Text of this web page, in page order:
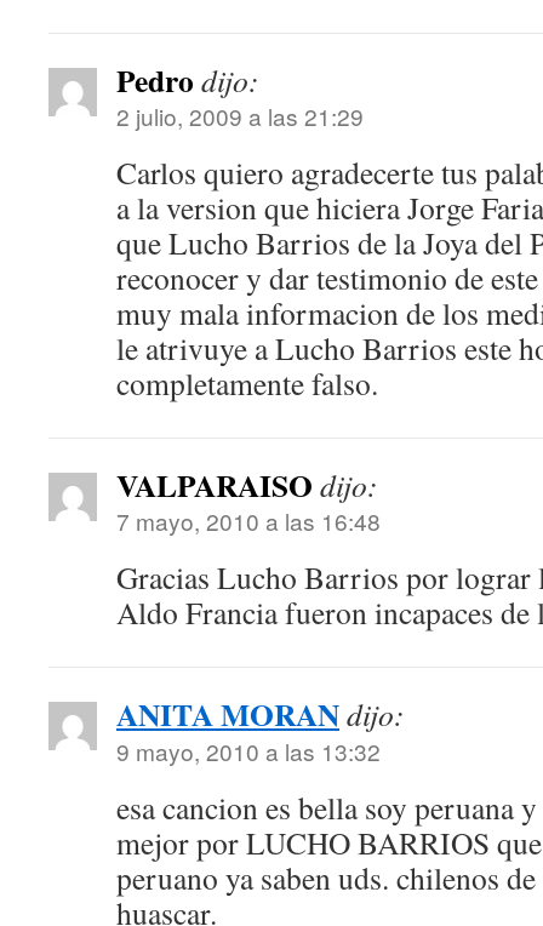
Pedro dijo:
2 julio, 2009 a las 21:29
Carlos quiero agradecerte tus
a la version que hiciera Jorge
que Lucho Barrios de la Joya del
reconocer y dar testimonio de
muy mala informacion de los
le atrivuye a Lucho Barrios este
completamente falso.
VALPARAISO dijo:
7 mayo, 2010 a las 16:48
Gracias Lucho Barrios por lograr
Aldo Francia fueron incapaces
ANITA MORANdijo:
9 mayo, 2010 a las 13:32
esa cancion es bella soy peruana
mejor por LUCHO BARRIOS
peruano ya saben uds. chilenos
huascar.